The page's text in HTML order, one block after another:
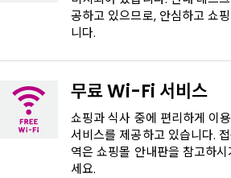
공하고 있으므로, 안심하고 쇼
니다.
무료 Wi-Fi 서비스
쇼핑과 식사 중에 편리하게 이
서비스를 제공하고 있습니다.
역은 쇼핑몰 안내판을 참고하
세요.